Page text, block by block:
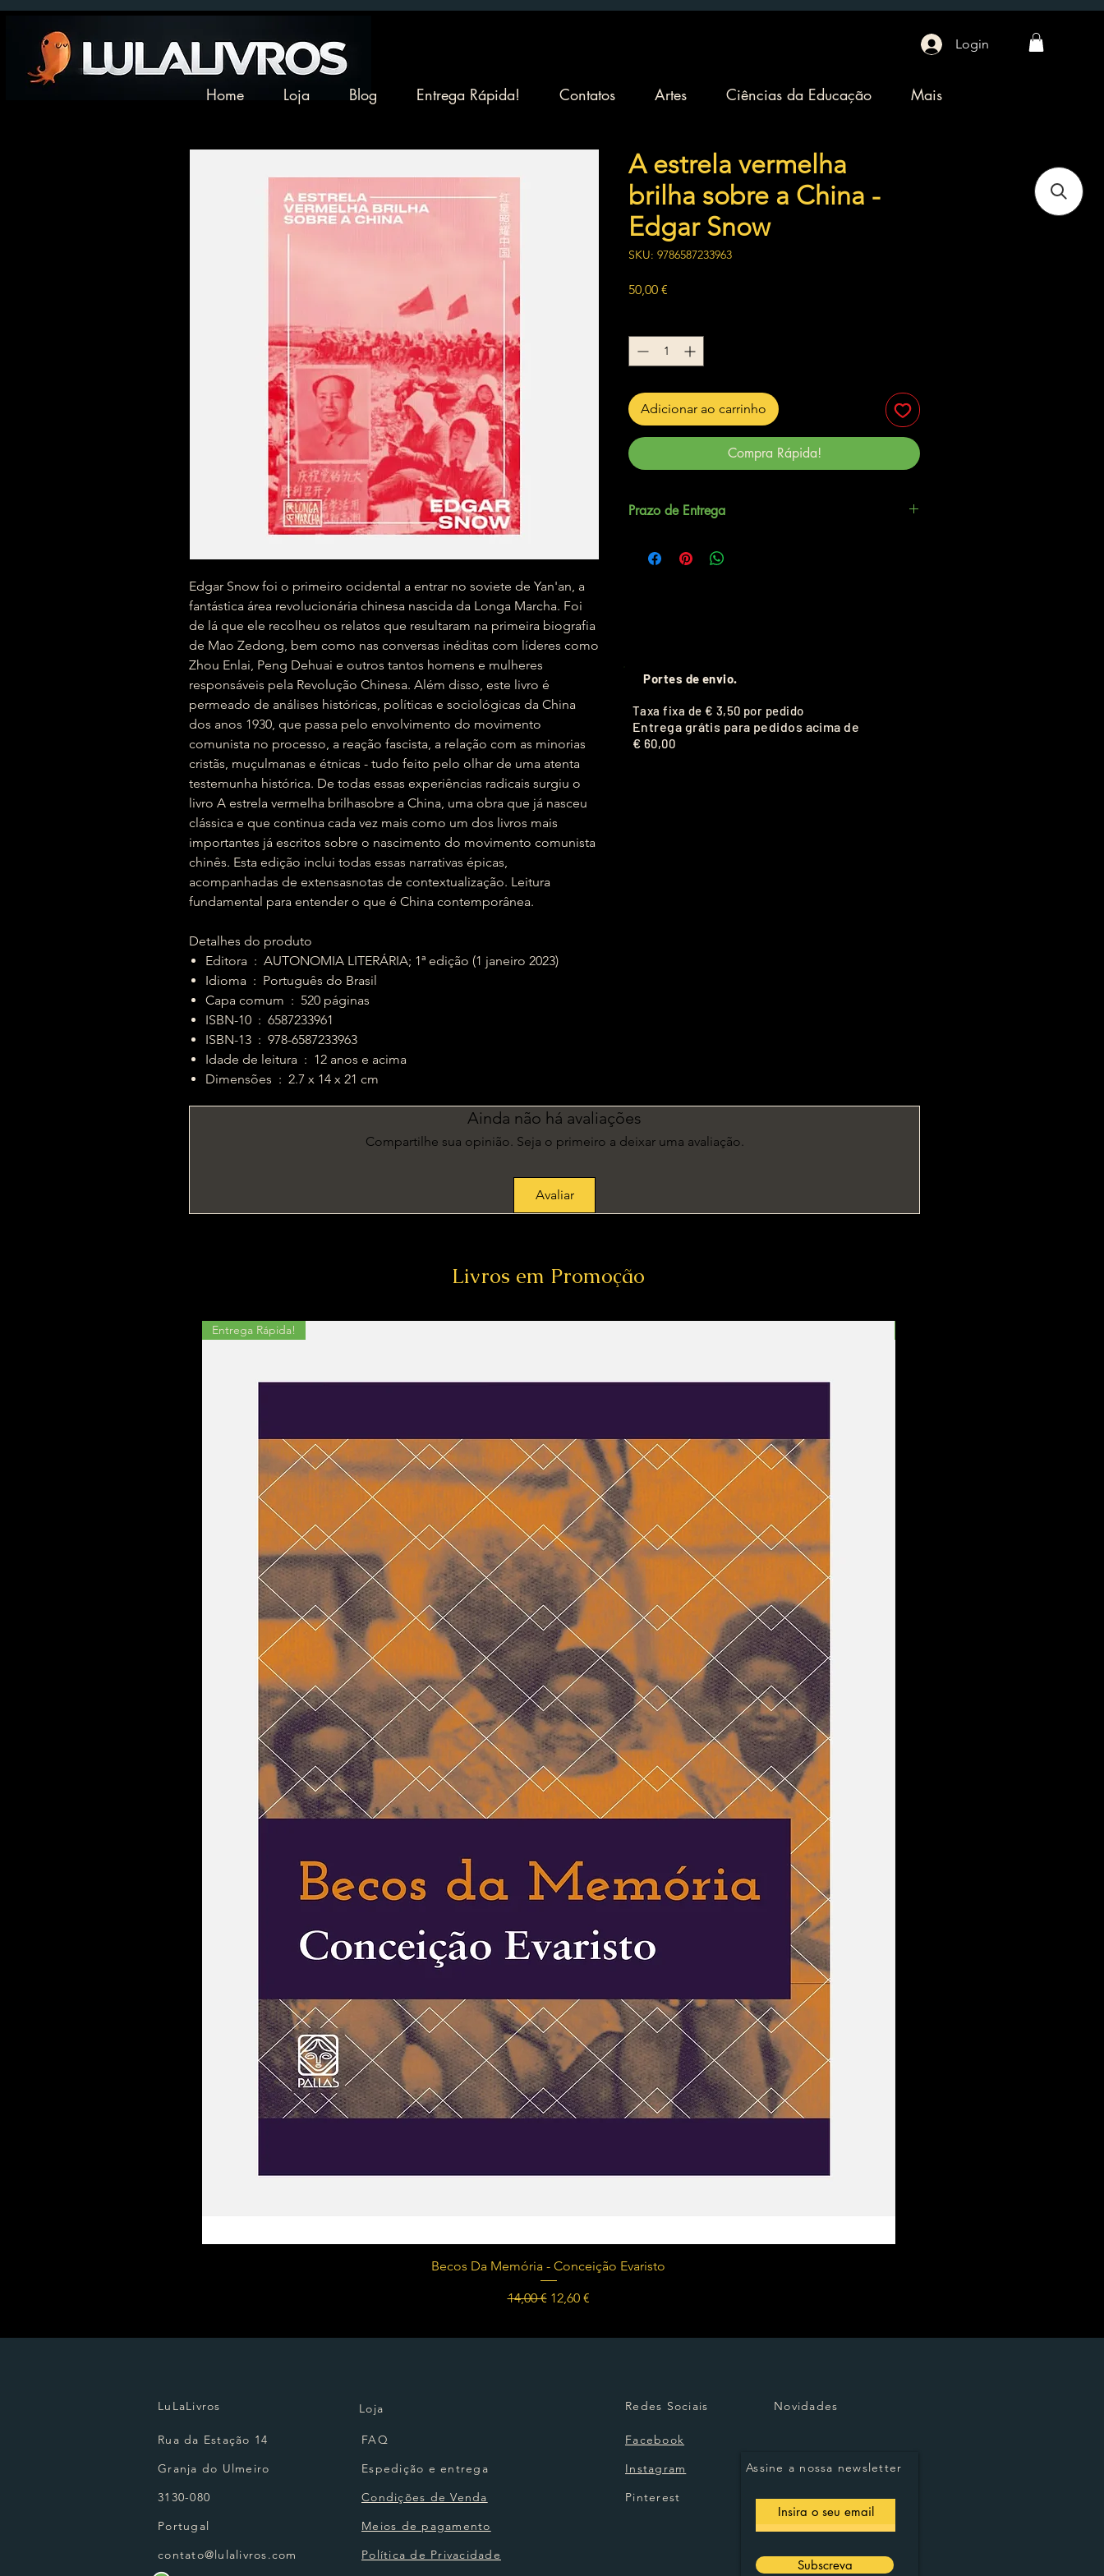
Login
Home Loja Blog Entrega Rápida! Contatos Artes Ciências da Educação Mais
Edgar Snow foi o primeiro ocidental a entrar no soviete de Yan'an, a
fantástica área revolucionária chinesa nascida da Longa Marcha. Foi
de lá que ele recolheu os relatos que resultaram na primeira biografia
de Mao Zedong, bem como nas conversas inéditas com líderes como
Zhou Enlai, Peng Dehuai e outros tantos homens e mulheres
responsáveis pela Revolução Chinesa. Além disso, este livro é
permeado de análises históricas, políticas e sociológicas da China
dos anos 1930, que passa pelo envolvimento do movimento
comunista no processo, a reação fascista, a relação com as minorias
cristãs, muçulmanas e étnicas - tudo feito pelo olhar de uma atenta
testemunha histórica. De todas essas experiências radicais surgiu o
livro A estrela vermelha brilhasobre a China, uma obra que já nasceu
clássica e que continua cada vez mais como um dos livros mais
importantes já escritos sobre o nascimento do movimento comunista
chinês. Esta edição inclui todas essas narrativas épicas,
acompanhadas de extensasnotas de contextualização. Leitura
fundamental para entender o que é China contemporânea.
Detalhes do produto
Editora ‏ : ‎ AUTONOMIA LITERÁRIA; 1ª edição (1 janeiro 2023)
Idioma ‏ : ‎ Português do Brasil
Capa comum ‏ : ‎ 520 páginas
ISBN-10 ‏ : ‎ 6587233961
ISBN-13 ‏ : ‎ 978-6587233963
Idade de leitura ‏ : ‎ 12 anos e acima
Dimensões ‏ : ‎ 2.7 x 14 x 21 cm
A estrela vermelha
brilha sobre a China -
Edgar Snow
SKU: 9786587233963
50,00 €
Adicionar ao carrinho
Compra Rápida!
Prazo de Entrega
Ainda não há avaliações
Compartilhe sua opinião. Seja o primeiro a deixar uma avaliação.
Avaliar
Portes de envio.
Taxa fixa de € 3,50 por pedido
Entrega grátis para pedidos acima de
€ 60,00
Livros em Promoção
Visualização rápida
Entrega Rápida!
Becos Da Memória - Conceição Evaristo
Preço normal
14,00 € Preço promocional
12,60 €
LuLaLivros Loja
Rua da Estação 14
Granja do Ulmeiro
3130-080
Portugal
contato@lulalivros.com
FAQ
Espedição e entrega
Condições de Venda
Meios de pagamento
Política de Privacidade
Redes Sociais Novidades
Facebook
Instagram
Pinterest
Assine a nossa newsletter
Subscreva